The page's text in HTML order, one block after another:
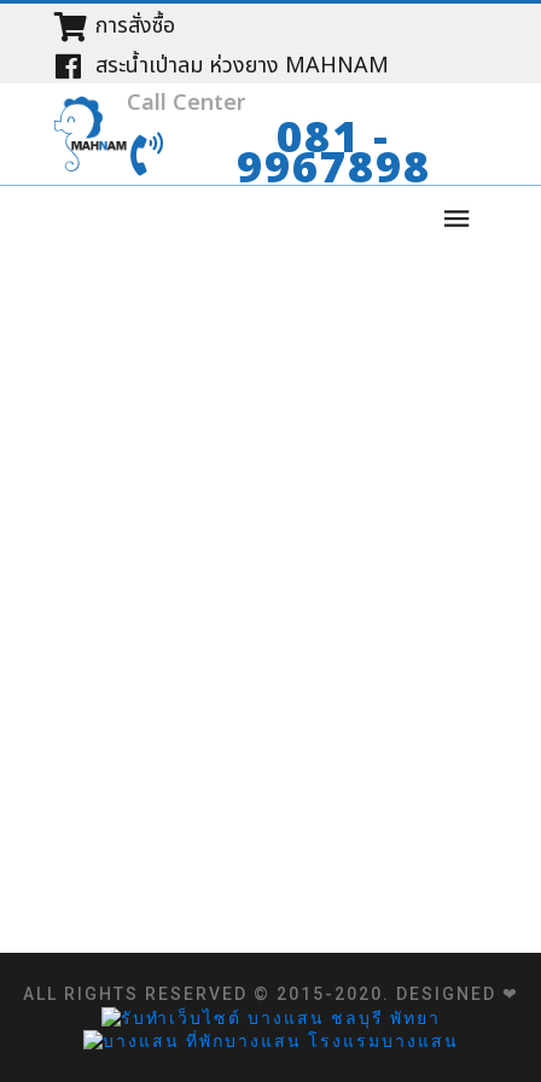
การสั่งซื้อ
สระน้ำเป่าลม ห่วงยาง MAHNAM
Call Center
081 -
9967898
ALL RIGHTS RESERVED © 2015-2020. DESIGNED ❤